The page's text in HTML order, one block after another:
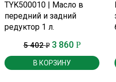
TYK500010 | Масло в
передний и задний
редуктор 1 л.
5 402Р 3 860 Р
В КОРЗИНУ